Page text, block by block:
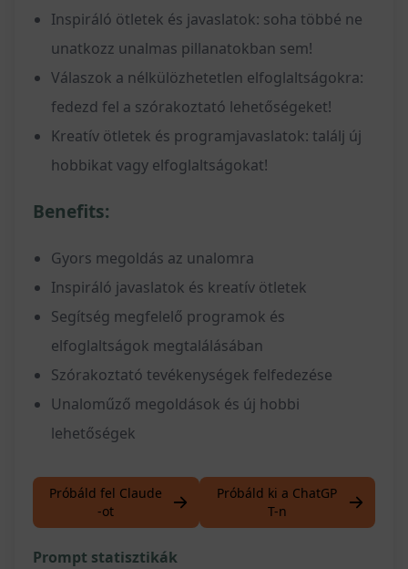
Inspiráló ötletek és javaslatok: soha többé ne
unatkozz unalmas pillanatokban sem!
Válaszok a nélkülözhetetlen elfoglaltságokra:
fedezd fel a szórakoztató lehetőségeket!
Kreatív ötletek és programjavaslatok: találj új
hobbikat vagy elfoglaltságokat!
Benefits:
Gyors megoldás az unalomra
Inspiráló javaslatok és kreatív ötletek
Segítség megfelelő programok és
elfoglaltságok megtalálásában
Szórakoztató tevékenységek felfedezése
Unaloműző megoldások és új hobbi
lehetőségek
Próbáld fel Claude
-ot
Próbáld ki a ChatGP
T-n
Prompt statisztikák